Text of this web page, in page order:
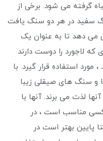
گرفته می شود. برخی از
رگ سفید در هر دو سنگ یافت
می دهد تا به عنوان یک
که لاجورد را دوست دارند
مورد استفاده قرار گیرد. با
و سنگ های صیقلی زیبا
لذت می برند. آنها با
کسی مناسب است ، در
پایین بهتر است در